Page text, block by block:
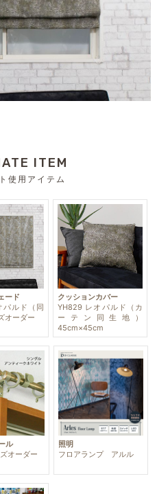
ITEM
使用アイテム
ード
パルド（同
オーダー
クッションカバー
YH829 レオパルド（カ
ーテン同生地）
45cm×45cm
ル
オーダー
照明
フロアランプ アルル